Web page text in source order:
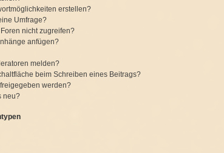
erstellen?
Umfrage?
nicht zugreifen?
anfügen?
melden?
beim Schreiben eines Beitrags?
werden?
neu?